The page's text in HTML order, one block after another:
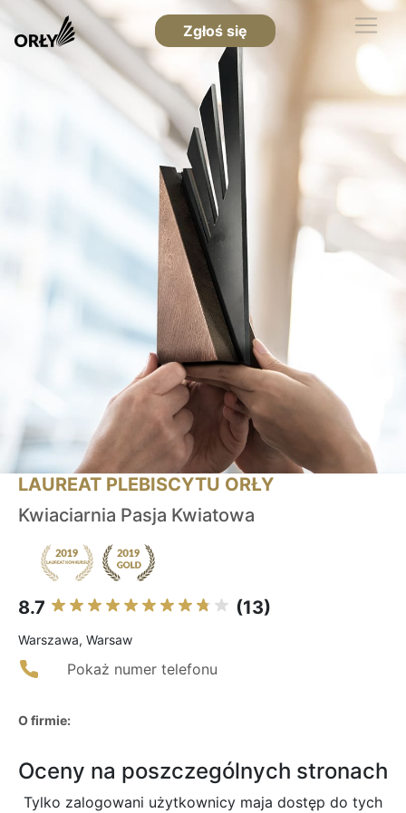
Zgłoś się
LAUREAT PLEBISCYTU ORŁY
Kwiaciarnia Pasja Kwiatowa
8.7 (13)
Warszawa, Warsaw
Pokaż numer telefonu
O firmie:
Oceny na poszczególnych stronach
Tylko zalogowani użytkownicy maja dostęp do tych